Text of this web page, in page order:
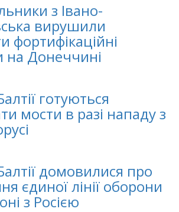
з Івано-
вирушили
фортифікаційні
на Донеччині
готуються
мости в разі нападу з
домовилися про
єдиної лінії оборони
з Росією